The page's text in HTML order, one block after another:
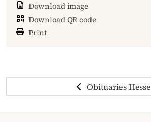
Download image
Download QR code
Print
Obituaries Hesse